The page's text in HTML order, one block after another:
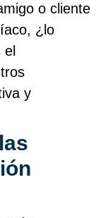
o cliente
¿lo
y